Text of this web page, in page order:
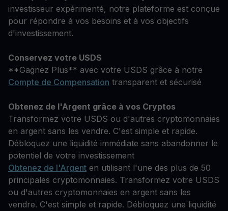
investisseur expérimenté, notre plateforme est conçue
pour répondre à vos besoins et à vos objectifs
d'investissement.
Conservez votre USDS
**Gagnez Plus** avec votre USDS grâce à notre
Compte de Compensation transparent et sécurisé
Obtenez de l'Argent grâce à vos Cryptos
Transformez votre USDS ou d'autres cryptomonnaies
en argent sans les vendre. C'est simple et rapide.
Débloquez une liquidité immédiate sans abandonner le
potentiel de votre investissement
Obtenez de l'Argent en utilisant l'une des plus de 50
principales cryptomonnaies. Transformez votre USDS
ou d'autres cryptomonnaies en argent sans les
vendre. C'est simple et rapide. Débloquez une liquidité